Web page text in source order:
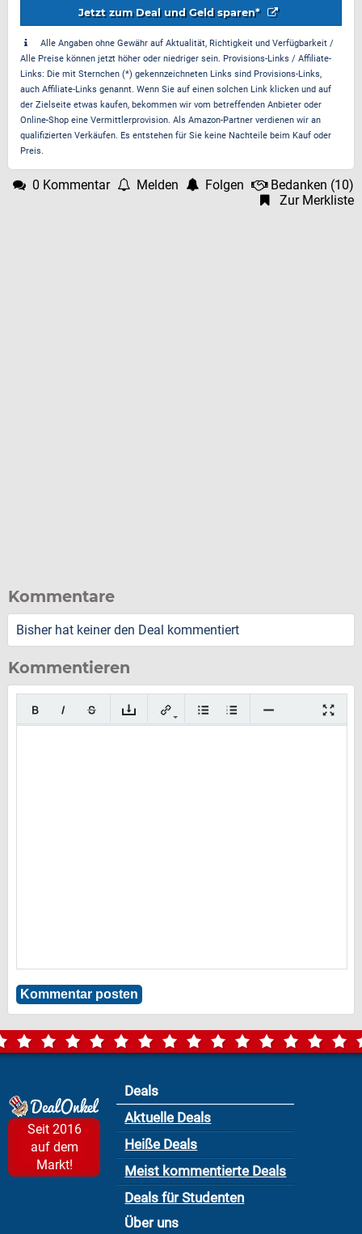
Jetzt zum Deal und Geld sparen*
Alle Angaben ohne Gewähr auf Aktualität, Richtigkeit und Verfügbarkeit /
Alle Preise können jetzt höher oder niedriger sein. Provisions-Links / Affiliate-
Links: Die mit Sternchen (*) gekennzeichneten Links sind Provisions-Links,
auch Affiliate-Links genannt. Wenn Sie auf einen solchen Link klicken und auf
der Zielseite etwas kaufen, bekommen wir vom betreffenden Anbieter oder
Online-Shop eine Vermittlerprovision. Als Amazon-Partner verdienen wir an
qualifizierten Verkäufen. Es entstehen für Sie keine Nachteile beim Kauf oder
Preis.
0 Kommentar Melden Folgen Bedanken (10)
Zur Merkliste
Kommentare
Bisher hat keiner den Deal kommentiert
Kommentieren
Seit 2016
auf dem
Markt!
Deals
Aktuelle Deals
Heiße Deals
Meist kommentierte Deals
Deals für Studenten
Über uns